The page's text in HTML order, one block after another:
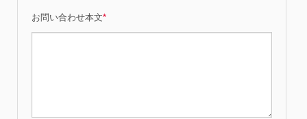
お問い合わせ本文*